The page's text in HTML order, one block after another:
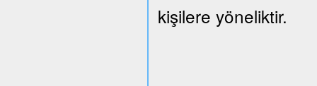
kişilere yöneliktir.